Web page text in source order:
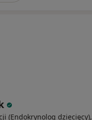
(Endokrynolog